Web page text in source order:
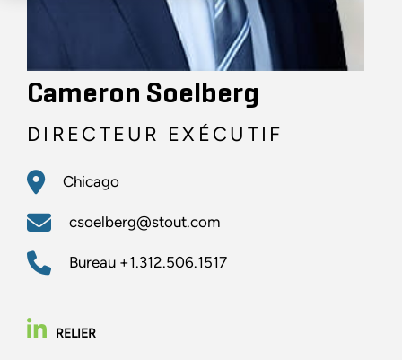
Cameron Soelberg
DIRECTEUR EXÉCUTIF
Chicago
csoelberg@stout.com
Bureau +1.312.506.1517
RELIER